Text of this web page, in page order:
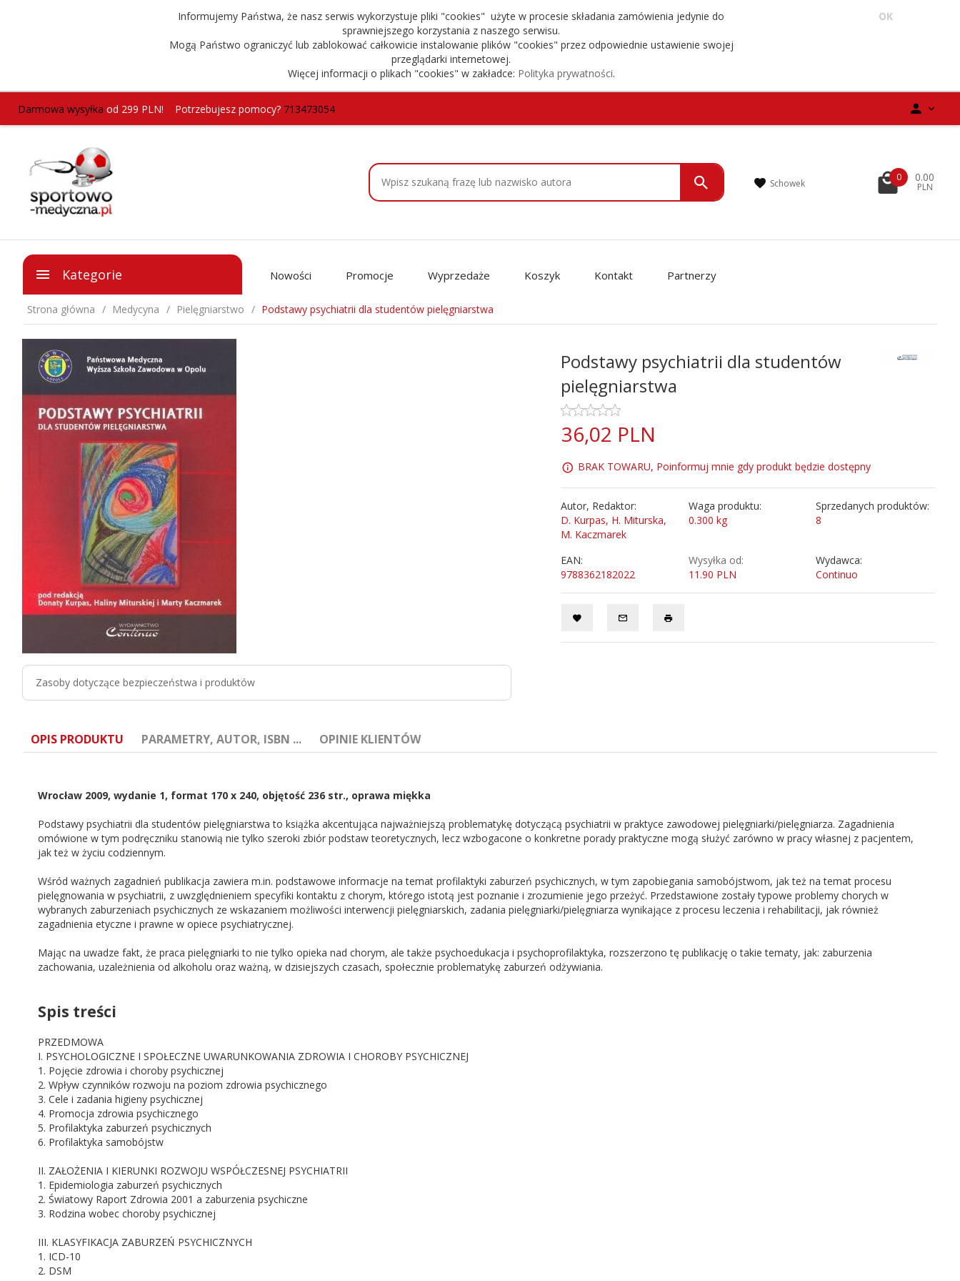
Informujemy Państwa, że nasz serwis wykorzystuje pliki "cookies" użyte w procesie składania zamówienia jedynie do
sprawniejszego korzystania z naszego serwisu.
Mogą Państwo ograniczyć lub zablokować całkowicie instalowanie plików "cookies" przez odpowiednie ustawienie swojej
przeglądarki internetowej.
Więcej informacji o plikach "cookies" w zakładce: Polityka prywatności.
OK
Darmowa wysyłka od 299 PLN! Potrzebujesz pomocy?713473054
Schowek
0 0.00
PLN
Kategorie Nowości Promocje Wyprzedaże Koszyk Kontakt Partnerzy
Strona główna Medycyna Pielęgniarstwo Podstawy psychiatrii dla studentów pielęgniarstwa
Zasoby dotyczące bezpieczeństwa i produktów
Podstawy psychiatrii dla studentów
pielęgniarstwa
36,02 PLN
BRAK TOWARU, Poinformuj mnie gdy produkt będzie dostępny
Autor, Redaktor:
D. Kurpas, H. Miturska,
M. Kaczmarek
Waga produktu:
0.300 kg
Sprzedanych produktów:
8
EAN:
9788362182022
Wysyłka od:
11.90 PLN
Wydawca:
Continuo
OPIS PRODUKTU PARAMETRY, AUTOR, ISBN ... OPINIE KLIENTÓW
Wrocław 2009, wydanie 1, format 170 x 240, objętość 236 str., oprawa miękka
Podstawy psychiatrii dla studentów pielęgniarstwa to książka akcentująca najważniejszą problematykę dotyczącą psychiatrii w praktyce zawodowej pielęgniarki/pielęgniarza. Zagadnienia
omówione w tym podręczniku stanowią nie tylko szeroki zbiór podstaw teoretycznych, lecz wzbogacone o konkretne porady praktyczne mogą służyć zarówno w pracy własnej z pacjentem,
jak też w życiu codziennym.
Wśród ważnych zagadnień publikacja zawiera m.in. podstawowe informacje na temat profilaktyki zaburzeń psychicznych, w tym zapobiegania samobójstwom, jak też na temat procesu
pielęgnowania w psychiatrii, z uwzględnieniem specyfiki kontaktu z chorym, którego istotą jest poznanie i zrozumienie jego przeżyć. Przedstawione zostały typowe problemy chorych w
wybranych zaburzeniach psychicznych ze wskazaniem możliwości interwencji pielęgniarskich, zadania pielęgniarki/pielęgniarza wynikające z procesu leczenia i rehabilitacji, jak również
zagadnienia etyczne i prawne w opiece psychiatrycznej.
Mając na uwadze fakt, że praca pielęgniarki to nie tylko opieka nad chorym, ale także psychoedukacja i psychoprofilaktyka, rozszerzono tę publikację o takie tematy, jak: zaburzenia
zachowania, uzależnienia od alkoholu oraz ważną, w dzisiejszych czasach, społecznie problematykę zaburzeń odżywiania.
Spis treści
PRZEDMOWA
I. PSYCHOLOGICZNE I SPOŁECZNE UWARUNKOWANIA ZDROWIA I CHOROBY PSYCHICZNEJ
1. Pojęcie zdrowia i choroby psychicznej
2. Wpływ czynników rozwoju na poziom zdrowia psychicznego
3. Cele i zadania higieny psychicznej
4. Promocja zdrowia psychicznego
5. Profilaktyka zaburzeń psychicznych
6. Profilaktyka samobójstw
II. ZAŁOŻENIA I KIERUNKI ROZWOJU WSPÓŁCZESNEJ PSYCHIATRII
1. Epidemiologia zaburzeń psychicznych
2. Światowy Raport Zdrowia 2001 a zaburzenia psychiczne
3. Rodzina wobec choroby psychicznej
III. KLASYFIKACJA ZABURZEŃ PSYCHICZNYCH
1. ICD-10
2. DSM
ISBN: 978-83-62182-02-2
Redaktor: D. Kurpas, H. Miturska, M. Kaczmarek